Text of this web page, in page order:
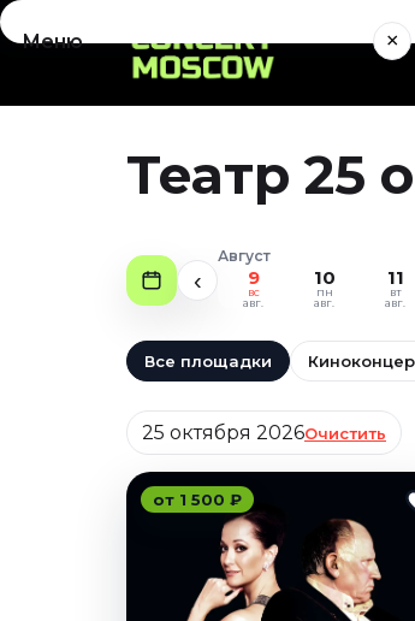
Меню ×
Концерты
Сентябрь 2026
Декабрь 2026
Январь 2027
Сентябрь 2026
Октябрь 2026
Ноябрь 2026
Декабрь 2026
Театр 25
‹
Август
9
вс
авг.
10
пн
авг.
11
вт
авг.
Все площадки
Дата
25 октября 2026Очистить
от 1 500 ₽